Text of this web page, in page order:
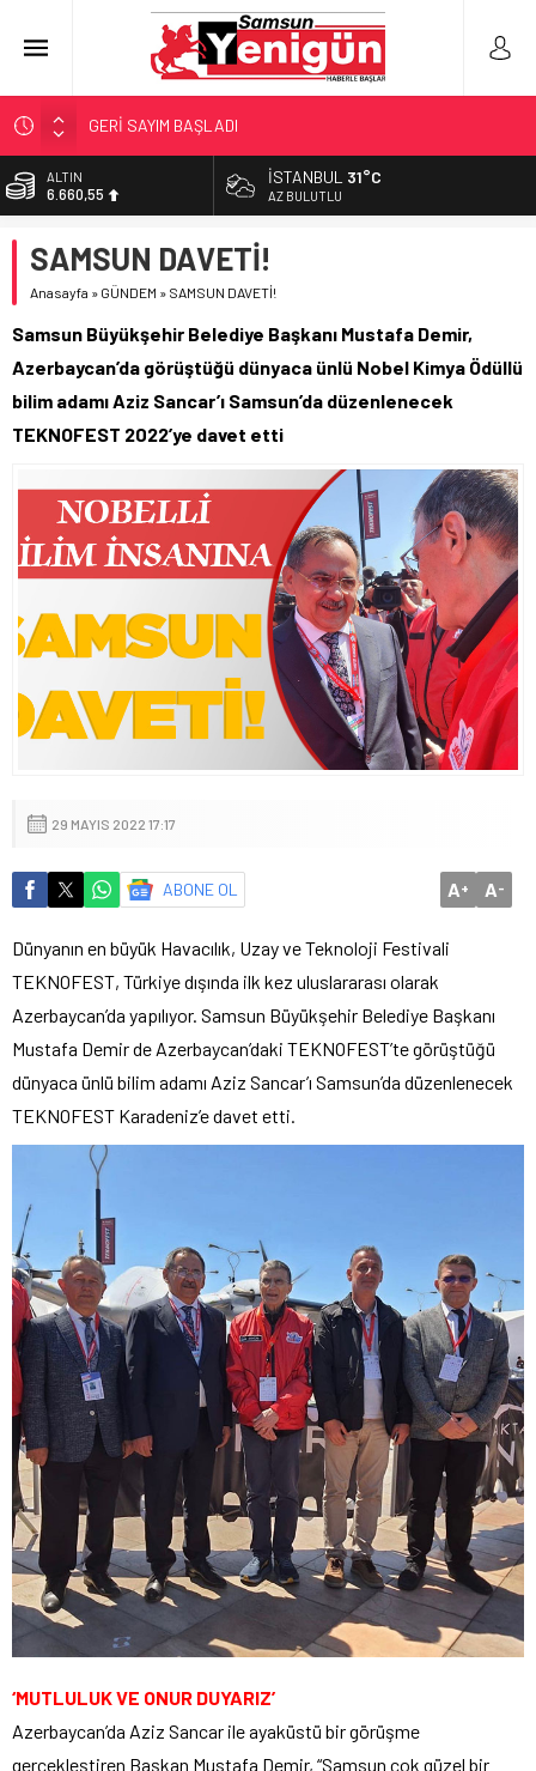
GERİ SAYIM BAŞLADI
SAMSUNSPOR’DA HEDEF 5’İNCİLİK!
‘BAFRA’YA YATIRIM YAPIN!’
YÖNETİCİ SEÇERKEN YAPILAN EN BÜYÜK HATALAR
ALTIN
6.660,55
13.779,39
DOLAR
55,1881
İSTANBUL 31°C
AZ BULUTLU
SAMSUN DAVETİ!
Anasayfa » GÜNDEM » SAMSUN DAVETİ!
Samsun Büyükşehir Belediye Başkanı Mustafa Demir,
Azerbaycan’da görüştüğü dünyaca ünlü Nobel Kimya Ödüllü
bilim adamı Aziz Sancar’ı Samsun’da düzenlenecek
TEKNOFEST 2022’ye davet etti
29 MAYIS 2022 17:17
ABONE OL A+ A-
Dünyanın en büyük Havacılık, Uzay ve Teknoloji Festivali
TEKNOFEST, Türkiye dışında ilk kez uluslararası olarak
Azerbaycan’da yapılıyor. Samsun Büyükşehir Belediye Başkanı
Mustafa Demir de Azerbaycan’daki TEKNOFEST’te görüştüğü
dünyaca ünlü bilim adamı Aziz Sancar’ı Samsun’da düzenlenecek
TEKNOFEST Karadeniz’e davet etti.
‘MUTLULUK VE ONUR DUYARIZ’
Azerbaycan’da Aziz Sancar ile ayaküstü bir görüşme
gerçekleştiren Başkan Mustafa Demir, “Samsun çok güzel bir